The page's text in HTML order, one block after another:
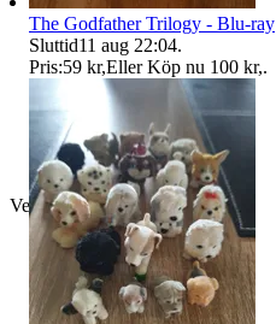
Verifierad
The Godfather Trilogy - Blu-ray
Sluttid11 aug 22:04.
Pris:59 kr,Eller Köp nu 100 kr,.